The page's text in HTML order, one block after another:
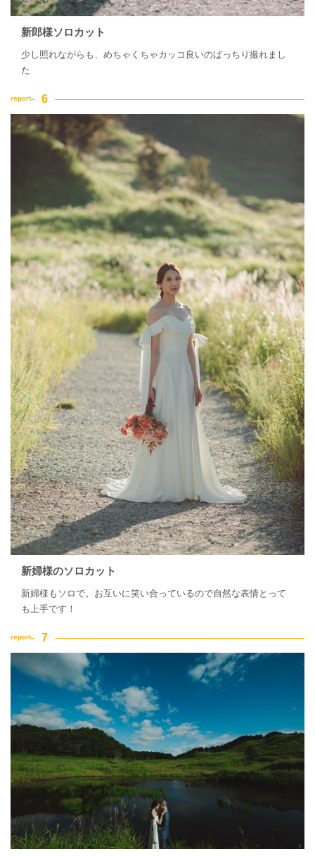
新郎様ソロカット
少し照れながらも、めちゃくちゃカッコ良いのばっちり撮れまし
た
新婦様のソロカット
新婦様もソロで。お互いに笑い合っているので自然な表情とって
も上手です！